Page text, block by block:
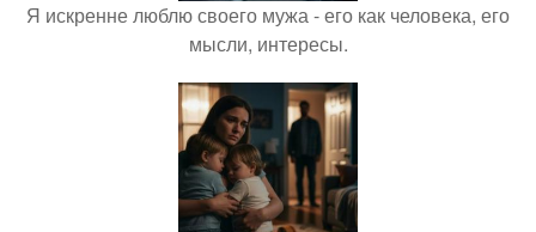
Я искренне люблю своего мужа - его как человека, его
мысли, интересы.